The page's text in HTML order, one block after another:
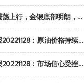
底部明朗，原油偏弱走势(20221128收评)
格持续下降，市场关注OPEC+新一轮产能政策
：市场信心受挫，股指全线回调